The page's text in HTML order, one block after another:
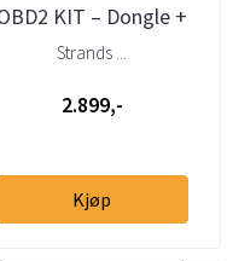
KIT – Dongle +
Powerunit 2
Strands ...
2.899,-
Kjøp